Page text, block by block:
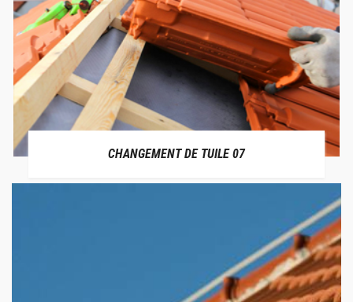
CHANGEMENT DE TUILE 07